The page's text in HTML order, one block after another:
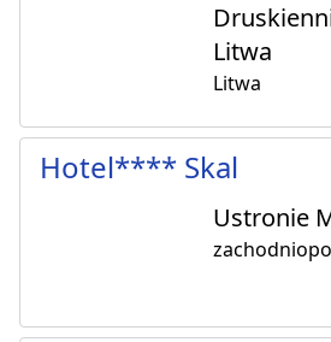
Litwa
Litwa
Hotel**** Skal
Ustronie